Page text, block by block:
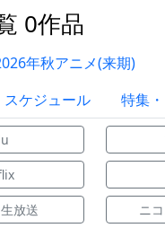
0作品
年秋アニメ(来期)
スケジュール 特集
放送 ニ